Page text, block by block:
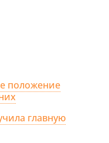
положение
главную